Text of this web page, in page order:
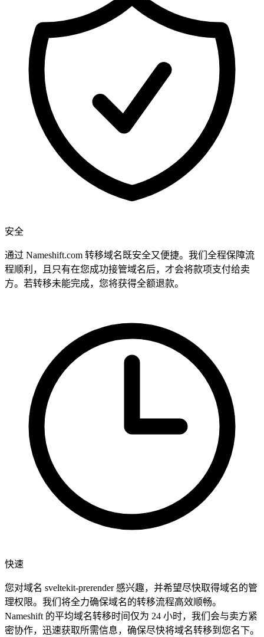
安全
通过 Nameshift.com 转移域名既安全又便捷。我们全程保障流
程顺利，且只有在您成功接管域名后，才会将款项支付给卖
方。若转移未能完成，您将获得全额退款。
快速
您对域名 sveltekit-prerender 感兴趣，并希望尽快取得域名的管
理权限。我们将全力确保域名的转移流程高效顺畅。
Nameshift 的平均域名转移时间仅为 24 小时，我们会与卖方紧
密协作，迅速获取所需信息，确保尽快将域名转移到您名下。